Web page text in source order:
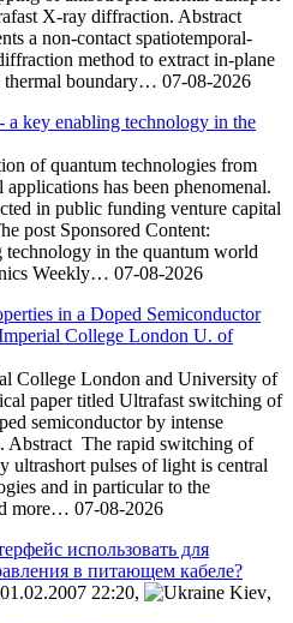
X-ray diffraction. Abstract
a non-contact spatiotemporal-
method to extract in-plane
thermal boundary… 07-08-2026
a key enabling technology in the
of quantum technologies from
has been phenomenal.
in public funding venture capital
post Sponsored Content:
technology in the quantum world
Weekly… 07-08-2026
in a Doped Semiconductor
College London U. of
College London and University of
paper titled Ultrafast switching of
semiconductor by intense
Abstract The rapid switching of
ultrashort pulses of light is central
and in particular to the
more… 07-08-2026
использовать для
в питающем кабеле?
22:20,
,